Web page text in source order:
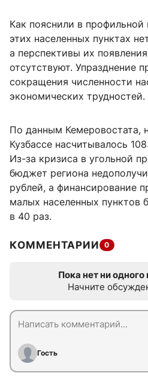
Как пояснили в профильной
этих населенных пунктах
а перспективы их
отсутствуют. Упразднение
сокращения численности
экономических трудностей.
По данным Кемеровостата,
Кузбассе насчитывалось
Из-за кризиса в угольной
бюджет региона
рублей, а финансирование
малых населенных пунктов
в 40 раз.
КОММЕНТАРИИ 0
Пока нет ни
Начните
Гость